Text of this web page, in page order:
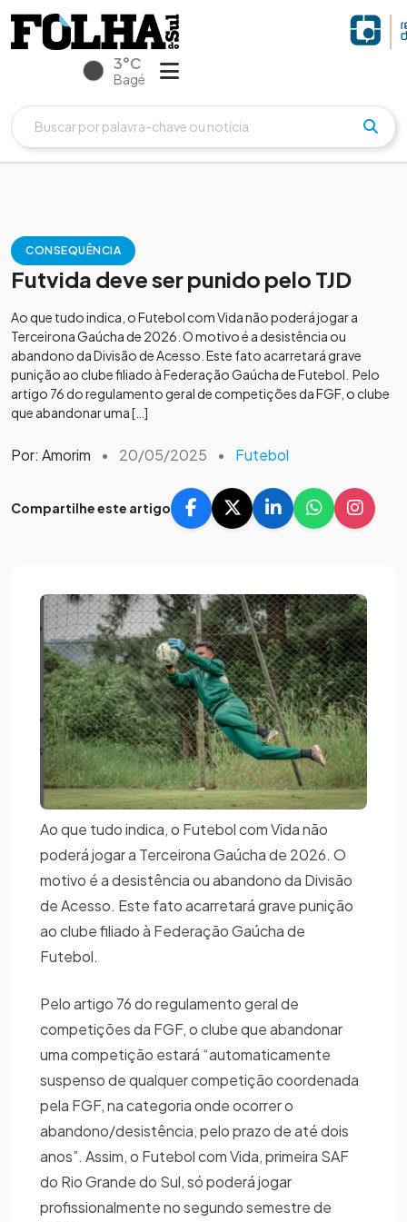
3°C
Bagé
CONSEQUÊNCIA
Futvida deve ser punido pelo TJD
Ao que tudo indica, o Futebol com Vida não poderá jogar a
Terceirona Gaúcha de 2026. O motivo é a desistência ou
abandono da Divisão de Acesso. Este fato acarretará grave
punição ao clube filiado à Federação Gaúcha de Futebol. Pelo
artigo 76 do regulamento geral de competições da FGF, o clube
que abandonar uma […]
Por: Amorim • 20/05/2025 • Futebol
Compartilhe este artigo
Ao que tudo indica, o Futebol com Vida não
poderá jogar a Terceirona Gaúcha de 2026. O
motivo é a desistência ou abandono da Divisão
de Acesso. Este fato acarretará grave punição
ao clube filiado à Federação Gaúcha de
Futebol.
Pelo artigo 76 do regulamento geral de
competições da FGF, o clube que abandonar
uma competição estará “automaticamente
suspenso de qualquer competição coordenada
pela FGF, na categoria onde ocorrer o
abandono/desistência, pelo prazo de até dois
anos”. Assim, o Futebol com Vida, primeira SAF
do Rio Grande do Sul, só poderá jogar
profissionalmente no segundo semestre de